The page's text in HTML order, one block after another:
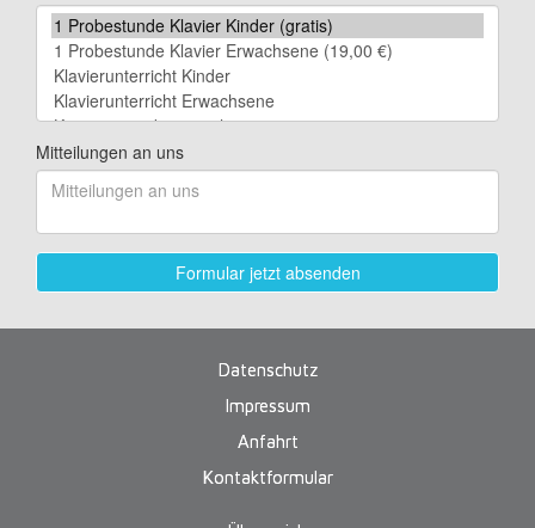
Datenschutz
Impressum
Anfahrt
Kontaktformular